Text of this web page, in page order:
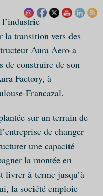
la transition vers des
Aura Aero a
de construire de son
Factory, à
Francazal.
sur un terrain de
de changer
une capacité
la montée en
livrer à terme jusqu’à
la société emploie